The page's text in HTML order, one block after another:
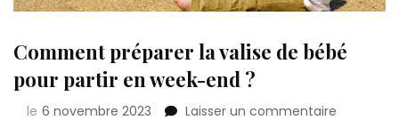
Comment préparer la valise de bébé
pour partir en week-end ?
le 6 novembre 2023 Laisser un commentaire